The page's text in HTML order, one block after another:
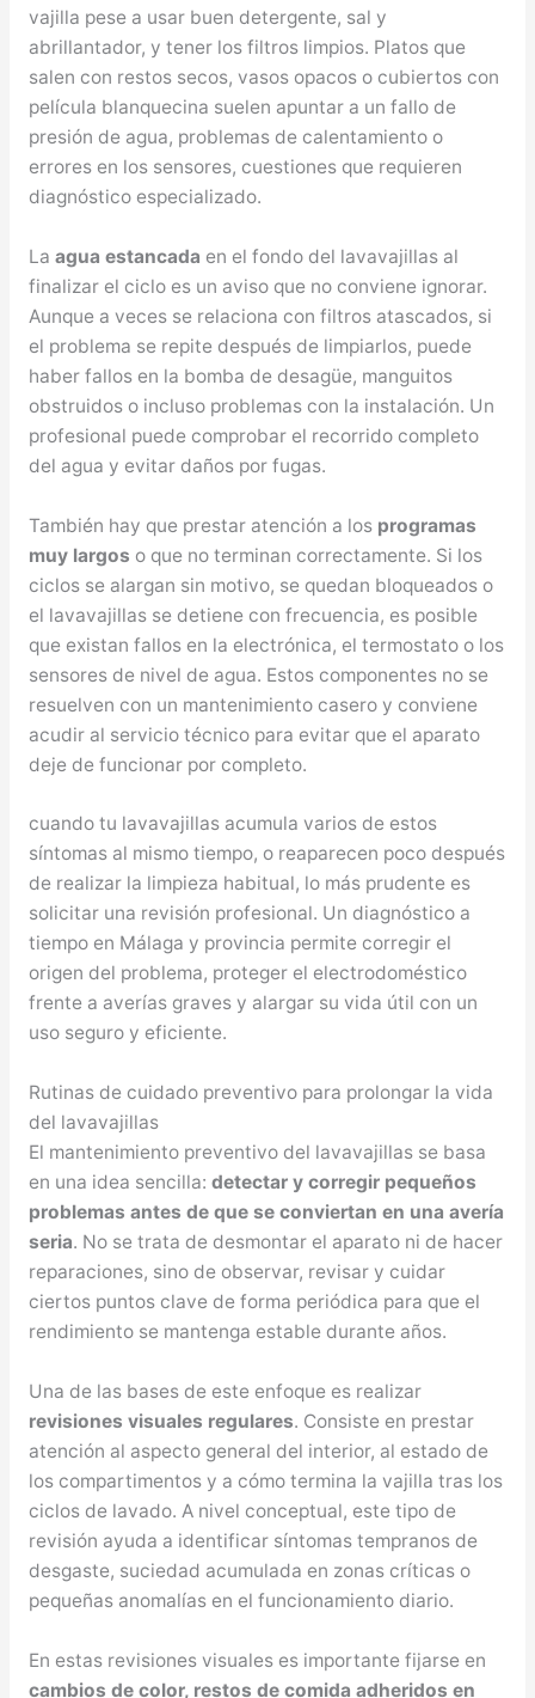
vajilla pese a usar buen detergente, sal y
abrillantador, y tener los filtros limpios. Platos que
salen con restos secos, vasos opacos o cubiertos con
película blanquecina suelen apuntar a un fallo de
presión de agua, problemas de calentamiento o
errores en los sensores, cuestiones que requieren
diagnóstico especializado.
La agua estancada en el fondo del lavavajillas al
finalizar el ciclo es un aviso que no conviene ignorar.
Aunque a veces se relaciona con filtros atascados, si
el problema se repite después de limpiarlos, puede
haber fallos en la bomba de desagüe, manguitos
obstruidos o incluso problemas con la instalación. Un
profesional puede comprobar el recorrido completo
del agua y evitar daños por fugas.
También hay que prestar atención a los programas
muy largos o que no terminan correctamente. Si los
ciclos se alargan sin motivo, se quedan bloqueados o
el lavavajillas se detiene con frecuencia, es posible
que existan fallos en la electrónica, el termostato o los
sensores de nivel de agua. Estos componentes no se
resuelven con un mantenimiento casero y conviene
acudir al servicio técnico para evitar que el aparato
deje de funcionar por completo.
cuando tu lavavajillas acumula varios de estos
síntomas al mismo tiempo, o reaparecen poco después
de realizar la limpieza habitual, lo más prudente es
solicitar una revisión profesional. Un diagnóstico a
tiempo en Málaga y provincia permite corregir el
origen del problema, proteger el electrodoméstico
frente a averías graves y alargar su vida útil con un
uso seguro y eficiente.
Rutinas de cuidado preventivo para prolongar la vida
del lavavajillas
El mantenimiento preventivo del lavavajillas se basa
en una idea sencilla: detectar y corregir pequeños
problemas antes de que se conviertan en una avería
seria. No se trata de desmontar el aparato ni de hacer
reparaciones, sino de observar, revisar y cuidar
ciertos puntos clave de forma periódica para que el
rendimiento se mantenga estable durante años.
Una de las bases de este enfoque es realizar
revisiones visuales regulares. Consiste en prestar
atención al aspecto general del interior, al estado de
los compartimentos y a cómo termina la vajilla tras los
ciclos de lavado. A nivel conceptual, este tipo de
revisión ayuda a identificar síntomas tempranos de
desgaste, suciedad acumulada en zonas críticas o
pequeñas anomalías en el funcionamiento diario.
En estas revisiones visuales es importante fijarse en
cambios de color, restos de comida adheridos en